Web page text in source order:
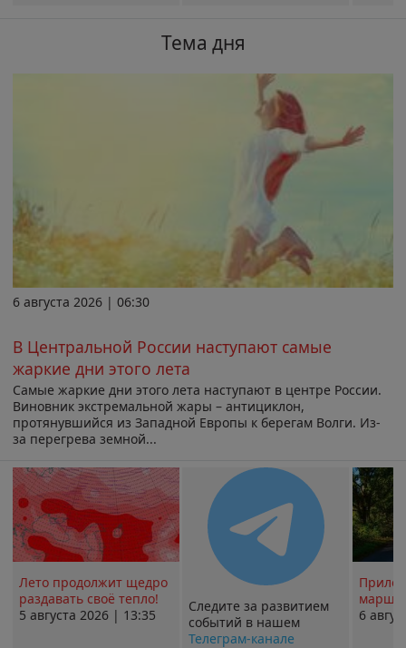
Тема дня
6 августа 2026 | 06:30
В Центральной России наступают самые
жаркие дни этого лета
Самые жаркие дни этого лета наступают в центре России.
Виновник экстремальной жары – антициклон,
протянувшийся из Западной Европы к берегам Волги. Из-
за перегрева земной...
Лето продолжит щедро
раздавать своё тепло!
5 августа 2026 | 13:35
Следите за развитием
событий в нашем
Телеграм-канале
6